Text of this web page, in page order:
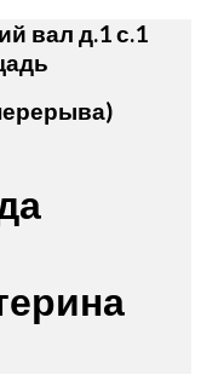
вал д.1 с.1